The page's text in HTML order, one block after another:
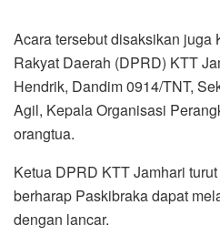
Acara tersebut disaksikan juga
Rakyat Daerah (DPRD) KTT
Hendrik, Dandim 0914/TNT,
Agil, Kepala Organisasi
orangtua.
Ketua DPRD KTT Jamhari
berharap Paskibraka dapat
dengan lancar.